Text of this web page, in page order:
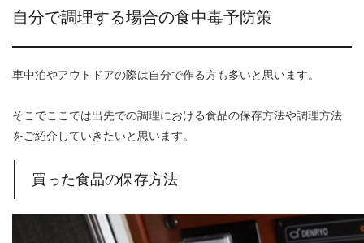
自分で調理する場合の食中毒予防策
車中泊やアウトドアの際は自分で作る方も多いと思います。
そこでここでは出先での調理における食品の保存方法や調理方法
をご紹介していきたいと思います。
買った食品の保存方法